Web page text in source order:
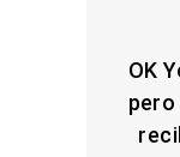
OK